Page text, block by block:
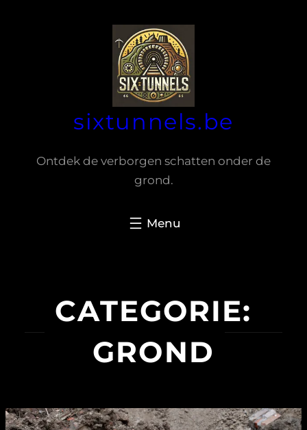
sixtunnels.be
Ontdek de verborgen schatten onder de
grond.
CATEGORIE:
GROND